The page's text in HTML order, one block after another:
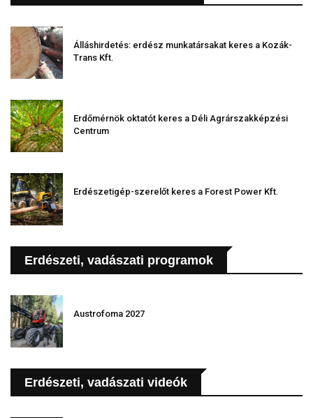
Álláshirdetés: erdész munkatársakat keres a Kozák-
Trans Kft.
Erdőmérnök oktatót keres a Déli Agrárszakképzési
Centrum
Erdészetigép-szerelőt keres a Forest Power Kft.
Erdészeti, vadászati programok
Austrofoma 2027
Erdészeti, vadászati videók